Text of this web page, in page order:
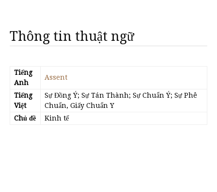
Thông tin thuật ngữ
Tiếng
Anh
Assent
Tiếng
Việt
Sự Đồng Ý; Sự Tán Thành; Sự Chuẩn Ý; Sự Phê
Chuẩn, Giấy Chuẩn Y
Chủ đề
Kinh tế